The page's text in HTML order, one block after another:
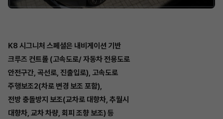
K8 시그니처 스페셜은 내비게이션 기반
크루즈 컨트롤 (고속도로/ 자동차 전용도로
안전구간, 곡선로, 진출입로), 고속도로
주행보조2(차로 변경 보조 포함),
전방 충돌방지 보조(교차로 대향차, 추월시
대향차, 교차 차량, 회피 조향 보조) 등